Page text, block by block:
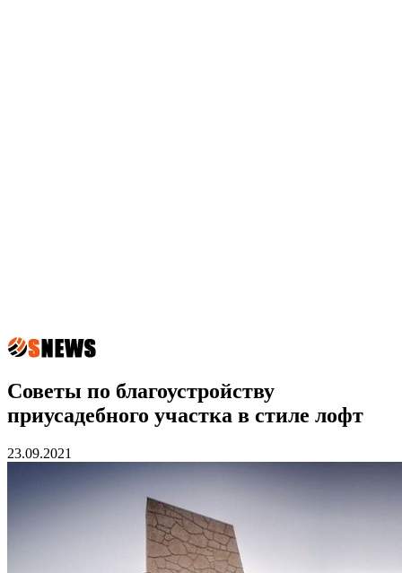
Советы по благоустройству
приусадебного участка в стиле лофт
23.09.2021